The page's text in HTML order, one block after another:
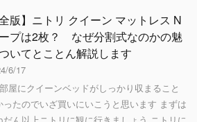
全版】ニトリ クイーン マットレス N
プは2枚？ なぜ分割式なのかの魅
いてとことん解説します
6/17
屋にクイーンベッドがしっかり収まること
ったのでいざ買いにいこうと思います まずは
だん以上ニトリに観に行きましょう ニトリに